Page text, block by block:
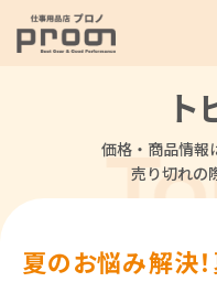
ト
価格・商品情報
売り切れの
夏のお悩み解決